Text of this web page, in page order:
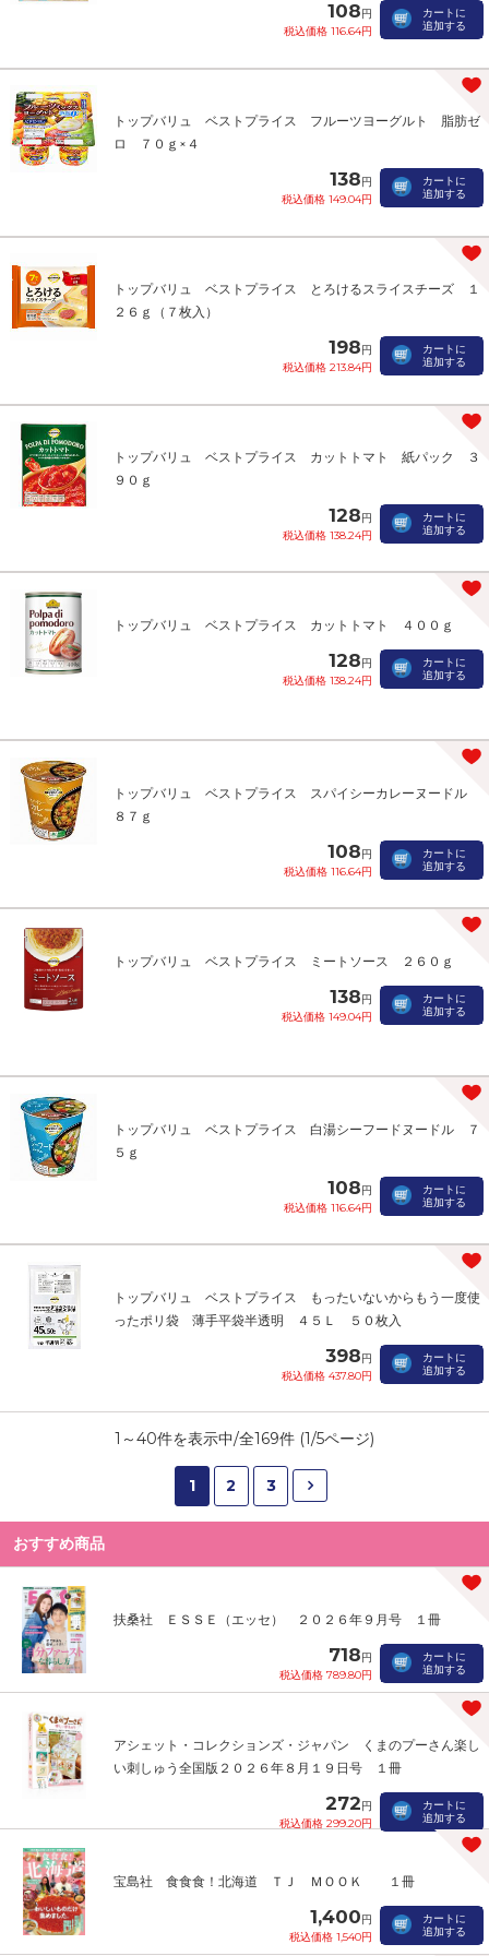
108円
税込価格 116.64円
カートに
追加する
トップバリュ ベストプライス フルーツヨーグルト 脂肪ゼ
ロ ７０ｇ×４
138円
税込価格 149.04円
カートに
追加する
トップバリュ ベストプライス とろけるスライスチーズ １
２６ｇ（７枚入）
198円
税込価格 213.84円
カートに
追加する
トップバリュ ベストプライス カットトマト 紙パック ３
９０ｇ
128円
税込価格 138.24円
カートに
追加する
トップバリュ ベストプライス カットトマト ４００ｇ
128円
税込価格 138.24円
カートに
追加する
トップバリュ ベストプライス スパイシーカレーヌードル
８７ｇ
108円
税込価格 116.64円
カートに
追加する
トップバリュ ベストプライス ミートソース ２６０ｇ
138円
税込価格 149.04円
カートに
追加する
トップバリュ ベストプライス 白湯シーフードヌードル ７
５ｇ
108円
税込価格 116.64円
カートに
追加する
トップバリュ ベストプライス もったいないからもう一度使
ったポリ袋 薄手平袋半透明 ４５Ｌ ５０枚入
398円
税込価格 437.80円
カートに
追加する
1 ～40件を表示中/全169件 (1/5ページ)
1 2 3
おすすめ商品
扶桑社 ＥＳＳＥ（エッセ） ２０２６年９月号 １冊
718円
税込価格 789.80円
カートに
追加する
アシェット・コレクションズ・ジャパン くまのプーさん楽し
い刺しゅう全国版２０２６年８月１９日号 １冊
272円
税込価格 299.20円
カートに
追加する
宝島社 食食食！北海道 ＴＪ ＭＯＯＫ １冊
1,400円
税込価格 1,540円
カートに
追加する